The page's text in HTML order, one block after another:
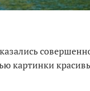
картинки